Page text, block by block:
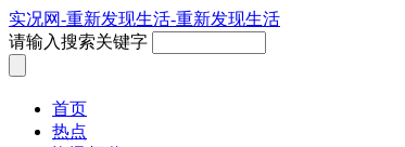
实况网-重新发现生活-重新发现生活
请输入搜索关键字
首页
热点